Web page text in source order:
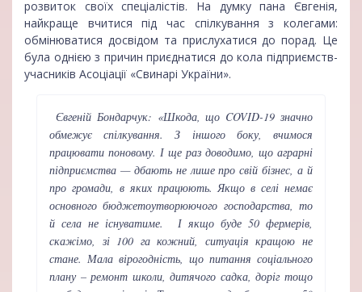
розвиток своїх спеціалістів. На думку пана Євгенія,
найкраще вчитися під час спілкування з колегами:
обмінюватися досвідом та прислухатися до порад. Це
була однією з причин приєднатися до кола підприємств-
учасників Асоціації «Свинарі України».
Євгеній Бондарчук: «Шкода, що COVID-19 значно
обмежує спілкування. З іншого боку, вчимося
працювати поновому. І ще раз доводимо, що аграрні
підприємства — дбають не лише про свій бізнес, а й
про громади, в яких працюють. Якщо в селі немає
основного бюджетоутворюючого господарства, то
й села не існуватиме. І якщо буде 50 фермерів,
скажімо, зі 100 га кожний, ситуація кращою не
стане. Мала вірогодність, що питання соціального
плану – ремонт школи, дитячого садка, доріг тощо